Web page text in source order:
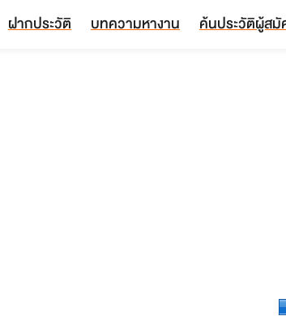
ฝากประวัติ บทความหางาน ค้นประวัติผู้สมั